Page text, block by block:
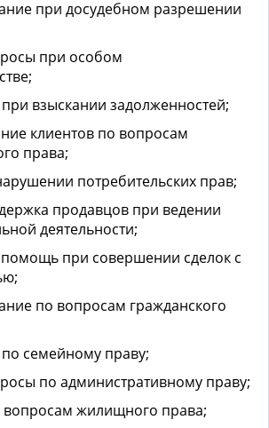
при досудебном разрешении
при особом
взыскании задолженностей;
клиентов по вопросам
права;
потребительских прав;
продавцов при ведении
деятельности;
при совершении сделок с
по вопросам гражданского
семейному праву;
по административному праву;
жилищного права;